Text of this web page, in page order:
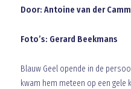
Door: Antoine van der
Foto’s: Gerard Beekmans
Blauw Geel opende in de
kwam hem meteen op een gele